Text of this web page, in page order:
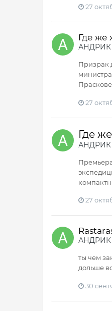
27
Где же
АНДРИК
Призрак
27
Где
АНДРИК
27
АНДРИК
ты чем
дольше
30